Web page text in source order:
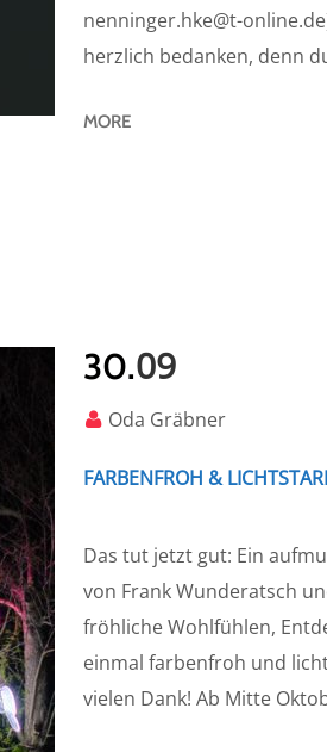
nenninger.hke@t-
herzlich bedanken, denn
MORE
30.09
Oda Gräbner
FARBENFROH &
Das tut jetzt gut: Ein
von Frank Wunderatsch
fröhliche Wohlfühlen,
einmal farbenfroh und
vielen Dank! Ab Mitte